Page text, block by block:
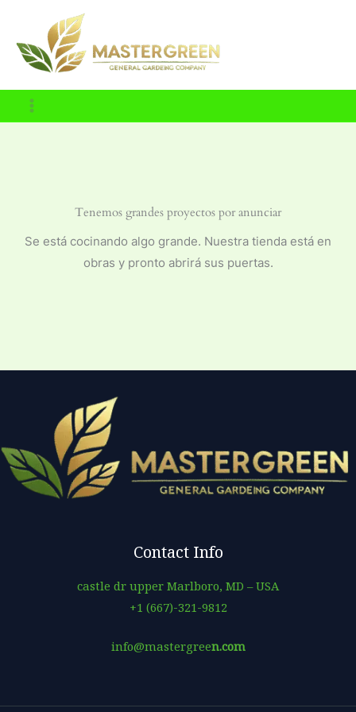
contenido
Tenemos grandes proyectos por anunciar
Se está cocinando algo grande. Nuestra tienda está en
obras y pronto abrirá sus puertas.
Contact Info
castle dr upper Marlboro, MD – USA
+1 (667)-321-9812
info@mastergreen.com